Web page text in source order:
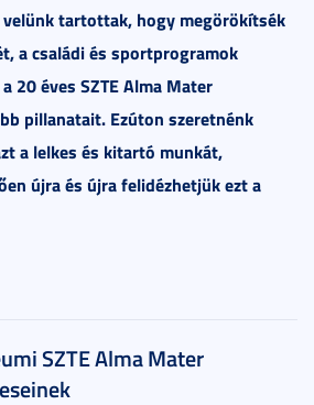
velünk tartottak, hogy megörökítsék
a családi és sportprogramok
20 éves SZTE Alma Mater
pillanatait. Ezúton szeretnénk
a lelkes és kitartó munkát,
újra és újra felidézhetjük ezt a
SZTE Alma Mater